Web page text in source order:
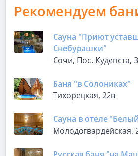
Рекомендуем
Сауна "Приют
Снебурашки"
Сочи, Пос. Кудепста,
Баня "в Солониках"
Тихорецкая, 22в
Сауна в отеле
Молодогвардейская,